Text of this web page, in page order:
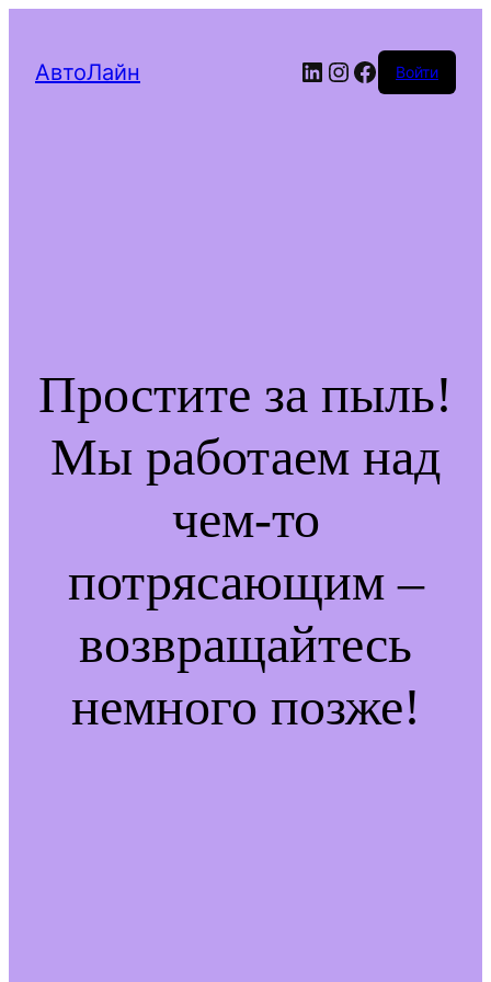
АвтоЛайн LinkedIn
Instagram
Facebook
Войти
Простите за пыль!
Мы работаем над
чем-то
потрясающим –
возвращайтесь
немного позже!